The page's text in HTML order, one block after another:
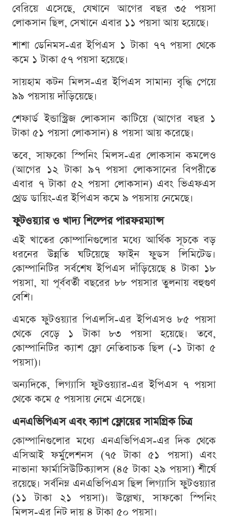
বেরিয়ে এসেছে, যেখানে আগের বছর ৩৫ পয়সা
লোকসান ছিল, সেখানে এবার ১১ পয়সা আয় হয়েছে।
শাশা ডেনিমস-এর ইপিএস ১ টাকা ৭৭ পয়সা থেকে
কমে ১ টাকা ৫৭ পয়সা হয়েছে।
সায়হাম কটন মিলস-এর ইপিএস সামান্য বৃদ্ধি পেয়ে
৯৯ পয়সায় দাঁড়িয়েছে।
শেফার্ড ইন্ডাস্ট্রিজ লোকসান কাটিয়ে (আগের বছর ১
টাকা ৫১ পয়সা লোকসান) ৪ পয়সা আয় করেছে।
তবে, সাফকো স্পিনিং মিলস-এর লোকসান কমলেও
(আগের ১২ টাকা ৯৭ পয়সা লোকসানের বিপরীতে
এবার ৭ টাকা ৫২ পয়সা লোকসান) এবং ভিএফএস
থ্রেড ডায়িং-এর ইপিএস কমে ৯ পয়সায় নেমেছে।
ফুটওয়্যার ও খাদ্য শিল্পের পারফরম্যান্স
এই খাতের কোম্পানিগুলোর মধ্যে আর্থিক সূচকে বড়
ধরনের উন্নতি ঘটিয়েছে ফাইন ফুডস লিমিটেড।
কোম্পানিটির সর্বশেষ ইপিএস দাঁড়িয়েছে ৪ টাকা ১৮
পয়সা, যা পূর্ববর্তী বছরের ৮৮ পয়সার তুলনায় বহুগুণ
বেশি।
এমকে ফুটওয়্যার পিএলসি-এর ইপিএসও ৮৫ পয়সা
থেকে বেড়ে ১ টাকা ৮৩ পয়সা হয়েছে। তবে,
কোম্পানিটির ক্যাশ ফ্লো নেতিবাচক ছিল (-১ টাকা ৫
পয়সা)।
অন্যদিকে, লিগ্যাসি ফুটওয়্যার-এর ইপিএস ৭ পয়সা
থেকে কমে ৫ পয়সায় নেমে এসেছে।
এনএভিপিএস এবং ক্যাশ ফ্লোয়ের সামগ্রিক চিত্র
কোম্পানিগুলোর মধ্যে এনএভিপিএস-এর দিক থেকে
এসিআই ফর্মুলেশনস (৭৫ টাকা ৫১ পয়সা) এবং
নাভানা ফার্মাসিউটিক্যালস (৪৫ টাকা ২৯ পয়সা) শীর্ষে
রয়েছে। সর্বনিম্ন এনএভিপিএস ছিল লিগ্যাসি ফুটওয়্যার
(১১ টাকা ২১ পয়সা)। উল্লেখ্য, সাফকো স্পিনিং
মিলস-এর নিট দায় ৪ টাকা ৫০ পয়সা।